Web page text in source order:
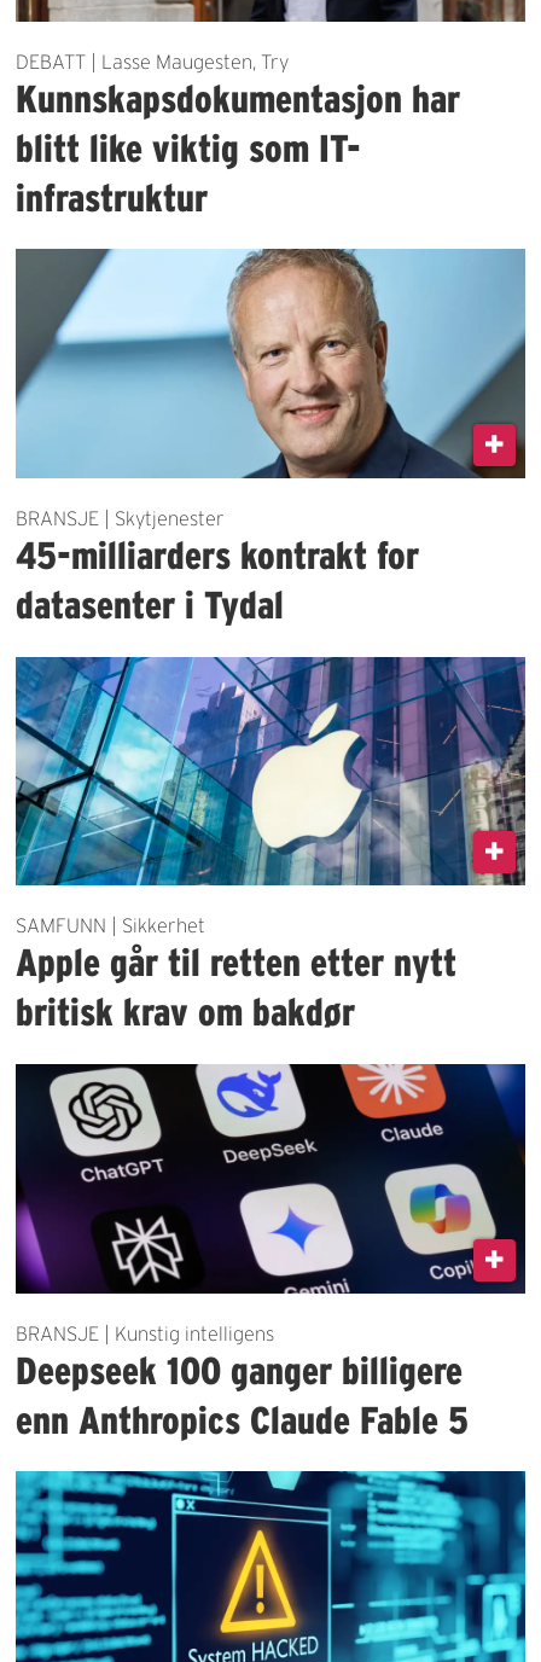
DEBATT | Lasse Maugesten, Try
Kunnskapsdokumentasjon har
blitt like viktig som IT-
infrastruktur
BRANSJE | Skytjenester
45-milliarders kontrakt for
datasenter i Tydal
SAMFUNN | Sikkerhet
Apple går til retten etter nytt
britisk krav om bakdør
BRANSJE | Kunstig intelligens
Deepseek 100 ganger billigere
enn Anthropics Claude Fable 5